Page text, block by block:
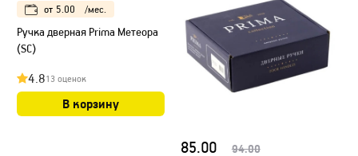
от 5.00 /мес.
Ручка дверная Prima Метеора
(SC)
4.813 оценок
В корзину
85.00 94.00